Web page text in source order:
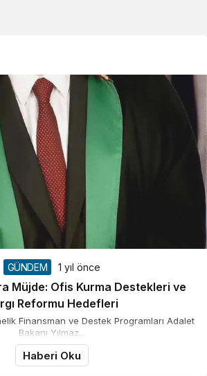
GÜNDEM 1 yıl önce
Müjde: Ofis Kurma Destekleri ve
Reformu Hedefleri
Finansman ve Destek Programları Adalet
Bakanı Yılmaz...
Haberi Oku